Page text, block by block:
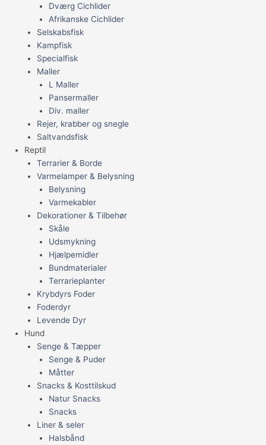
Dværg Cichlider
Afrikanske Cichlider
Selskabsfisk
Kampfisk
Specialfisk
Maller
L Maller
Pansermaller
Div. maller
Rejer, krabber og snegle
Saltvandsfisk
Reptil
Terrarier & Borde
Varmelamper & Belysning
Belysning
Varmekabler
Dekorationer & Tilbehør
Skåle
Udsmykning
Hjælpemidler
Bundmaterialer
Terrarieplanter
Krybdyrs Foder
Foderdyr
Levende Dyr
Hund
Senge & Tæpper
Senge & Puder
Måtter
Snacks & Kosttilskud
Natur Snacks
Snacks
Liner & seler
Halsbånd